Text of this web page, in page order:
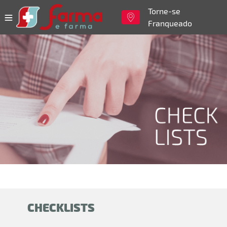
Torne-se
Franqueado
CHECKLISTS